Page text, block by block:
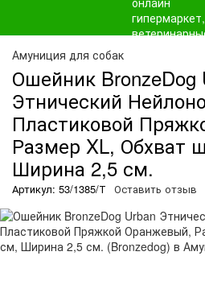
Амуниция для собак
Ошейник BronzeDog
Этнический
Пластиковой
Размер XL, Обхват
Ширина 2,5 см.
Артикул: 53/1385/Т Оставить отзыв